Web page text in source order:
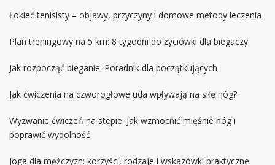
Łokieć tenisisty – objawy, przyczyny i domowe metody leczenia
Plan treningowy na 5 km: 8 tygodni do życiówki dla biegaczy
Jak rozpocząć bieganie: Poradnik dla początkujących
Jak ćwiczenia na czworogłowe uda wpływają na siłę nóg?
Wyzwanie ćwiczeń na stepie: Jak wzmocnić mięśnie nóg i
poprawić wydolność
Joga dla mężczyzn: korzyści, rodzaje i wskazówki praktyczne